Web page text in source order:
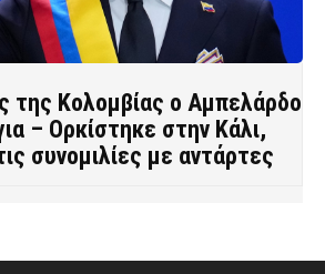
της Κολομβίας ο Αμπελάρδο
– Ορκίστηκε στην Κάλι,
συνομιλίες με αντάρτες